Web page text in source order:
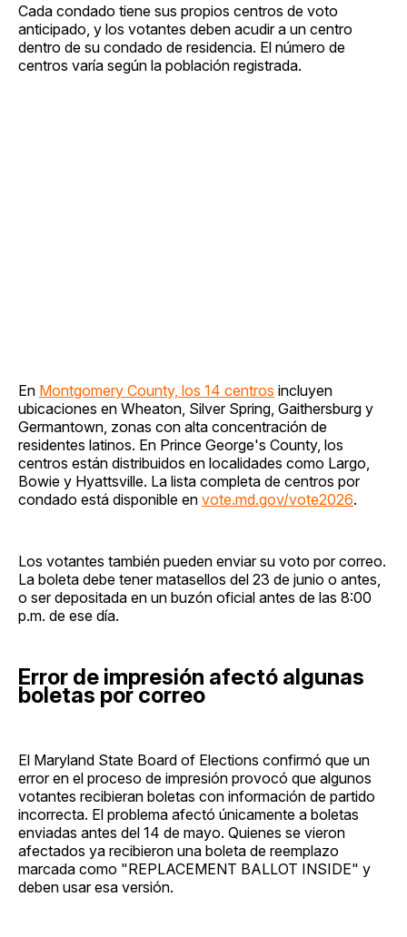
Cada condado tiene sus propios centros de voto
anticipado, y los votantes deben acudir a un centro
dentro de su condado de residencia. El número de
centros varía según la población registrada.
En Montgomery County, los 14 centros incluyen
ubicaciones en Wheaton, Silver Spring, Gaithersburg y
Germantown, zonas con alta concentración de
residentes latinos. En Prince George's County, los
centros están distribuidos en localidades como Largo,
Bowie y Hyattsville. La lista completa de centros por
condado está disponible en vote.md.gov/vote2026.
Los votantes también pueden enviar su voto por correo.
La boleta debe tener matasellos del 23 de junio o antes,
o ser depositada en un buzón oficial antes de las 8:00
p.m. de ese día.
Error de impresión afectó algunas
boletas por correo
El Maryland State Board of Elections confirmó que un
error en el proceso de impresión provocó que algunos
votantes recibieran boletas con información de partido
incorrecta. El problema afectó únicamente a boletas
enviadas antes del 14 de mayo. Quienes se vieron
afectados ya recibieron una boleta de reemplazo
marcada como "REPLACEMENT BALLOT INSIDE" y
deben usar esa versión.